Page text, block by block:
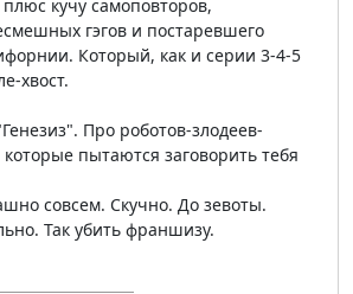
кучу самоповторов,
гэгов и постаревшего
Который, как и серии 3-4-5
хвост.
Про роботов-злодеев-
пытаются заговорить тебя
совсем. Скучно. До зевоты.
Так убить франшизу.